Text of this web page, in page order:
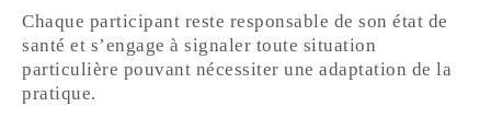
Chaque participant reste responsable de son état de
santé et s’engage à signaler toute situation
particulière pouvant nécessiter une adaptation de la
pratique.